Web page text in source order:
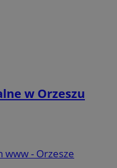
w Orzeszu
www - Orzesze